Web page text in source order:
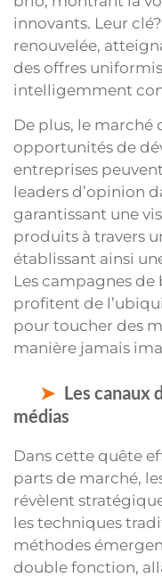
innovants. Leur
renouvelée,
des offres
intelligemment
De plus, le marché
opportunités de
entreprises
leaders d’opinion
garantissant une
produits à travers
établissant ainsi
Les campagnes
profitent de
pour toucher des
manière jamais
Les canaux
médias
Dans cette quête
parts de marché,
révèlent
les techniques
méthodes
double fonction,